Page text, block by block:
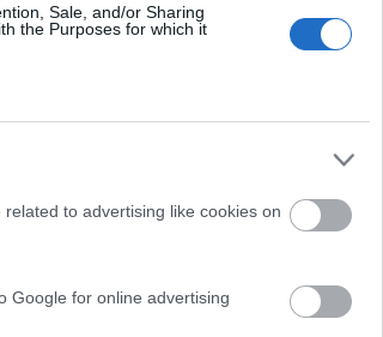
Sale, and/or Sharing
the Purposes for which it
to advertising like cookies on
Google for online advertising
servizi, possibilità di
prezzo. In agosto €